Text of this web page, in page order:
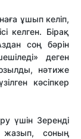
ұшып келіп,
келген. Бірақ
соң бәрін
деген
нәтиже
кәсіпкер
үшін Зеренді
жазып, соның